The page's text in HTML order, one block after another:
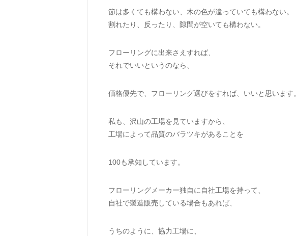
節は多くても構わない、木の色が違っていても構わない。
割れたり、反ったり、隙間が空いても構わない。
フローリングに出来さえすれば、
それでいいというのなら、
価格優先で、フローリング選びをすれば、いいと思います。
私も、沢山の工場を見ていますから、
工場によって品質のバラツキがあることを
100も承知しています。
フローリングメーカー独自に自社工場を持って、
自社で製造販売している場合もあれば、
うちのように、協力工場に、